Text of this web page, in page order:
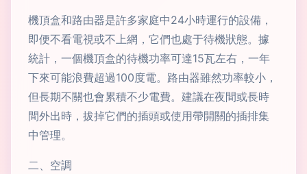
機頂盒和路由器是許多家庭中24小時運行的設備，
即便不看電視或不上網，它們也處于待機狀態。據
統計，一個機頂盒的待機功率可達15瓦左右，一年
下來可能浪費超過100度電。路由器雖然功率較小，
但長期不關也會累積不少電費。建議在夜間或長時
間外出時，拔掉它們的插頭或使用帶開關的插排集
中管理。
二、空調